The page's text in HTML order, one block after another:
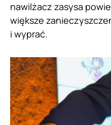
nawilżacz zasysa
większe
i wyprać.